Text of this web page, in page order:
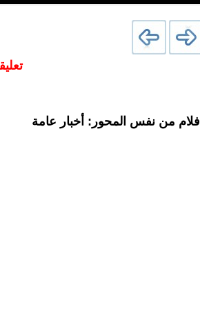
افلام من نفس المحور: أخبار عامة